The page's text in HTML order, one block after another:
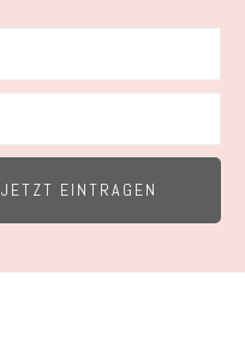
JETZT EINTRAGEN